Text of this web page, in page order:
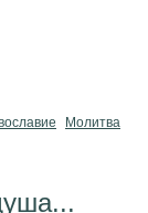
Молитва